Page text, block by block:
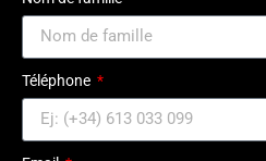
Téléphone